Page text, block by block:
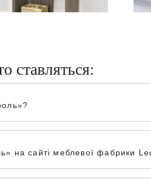
ставляться:
на сайті меблевої фабрики